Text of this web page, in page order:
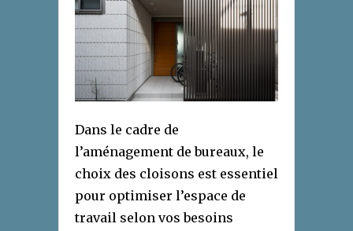
Dans le cadre de
l’aménagement de bureaux, le
choix des cloisons est essentiel
pour optimiser l’espace de
travail selon vos besoins